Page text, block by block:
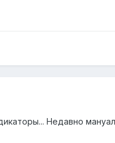
Недавно